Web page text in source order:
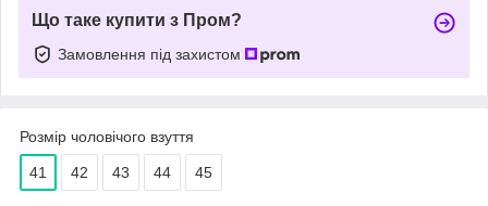
Що таке купити з Пром?
Замовлення під захистом
Розмір чоловічого взуття
41 42 43 44 45